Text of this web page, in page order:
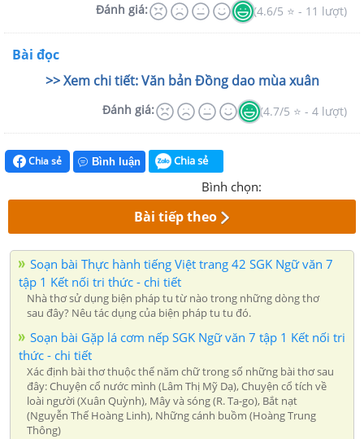
Đánh giá: (4.6/5 ⭐ - 11 lượt)
Bài đọc
>> Xem chi tiết: Văn bản Đồng dao mùa xuân
Đánh giá: (4.7/5 ⭐ - 4 lượt)
Chia sẻ Bình luận Chia sẻ
Bình chọn:
Bài tiếp theo
Soạn bài Thực hành tiếng Việt trang 42 SGK Ngữ văn 7
tập 1 Kết nối tri thức - chi tiết
Nhà thơ sử dụng biện pháp tu từ nào trong những dòng thơ
sau đây? Nêu tác dụng của biện pháp tu tu đó.
Soạn bài Gặp lá cơm nếp SGK Ngữ văn 7 tập 1 Kết nối tri
thức - chi tiết
Xác định bài thơ thuộc thể năm chữ trong số những bài thơ sau
đây: Chuyện cổ nước mình (Lâm Thị Mỹ Dạ), Chuyện cổ tích về
loài người (Xuân Quỳnh), Mây và sóng (R. Ta-go), Bắt nạt
(Nguyễn Thế Hoàng Linh), Những cánh buồm (Hoàng Trung
Thông)